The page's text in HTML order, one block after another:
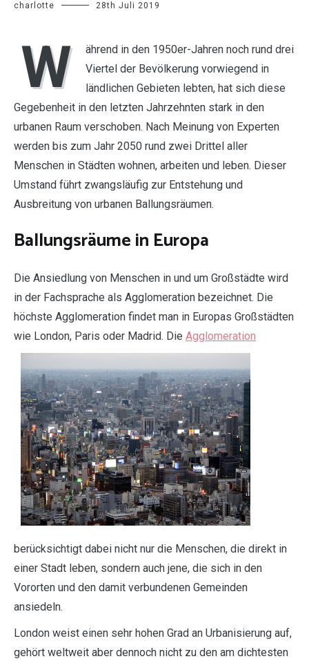
charlotte 28th Juli 2019
W
ährend in den 1950er-Jahren noch rund drei
Viertel der Bevölkerung vorwiegend in
ländlichen Gebieten lebten, hat sich diese
Gegebenheit in den letzten Jahrzehnten stark in den
urbanen Raum verschoben. Nach Meinung von Experten
werden bis zum Jahr 2050 rund zwei Drittel aller
Menschen in Städten wohnen, arbeiten und leben. Dieser
Umstand führt zwangsläufig zur Entstehung und
Ausbreitung von urbanen Ballungsräumen.
Ballungsräume in Europa
Die Ansiedlung von Menschen in und um Großstädte wird
in der Fachsprache als Agglomeration bezeichnet. Die
höchste Agglomeration findet man in Europas Großstädten
wie London, Paris oder Madrid. Die Agglomeration
berücksichtigt dabei nicht nur die Menschen, die direkt in
einer Stadt leben, sondern auch jene, die sich in den
Vororten und den damit verbundenen Gemeinden
ansiedeln.
London weist einen sehr hohen Grad an Urbanisierung auf,
gehört weltweit aber dennoch nicht zu den am dichtesten